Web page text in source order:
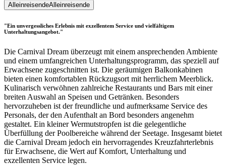
AlleinreisendeAlleinreisende
"Ein unvergessliches Erlebnis mit exzellentem Service und vielfältigem
Unterhaltungsangebot."
Die Carnival Dream überzeugt mit einem ansprechenden Ambiente
und einem umfangreichen Unterhaltungsprogramm, das speziell auf
Erwachsene zugeschnitten ist. Die geräumigen Balkonkabinen
bieten einen komfortablen Rückzugsort mit herrlichem Meerblick.
Kulinarisch verwöhnen zahlreiche Restaurants und Bars mit einer
breiten Auswahl an Speisen und Getränken. Besonders
hervorzuheben ist der freundliche und aufmerksame Service des
Personals, der den Aufenthalt an Bord besonders angenehm
gestaltet. Ein kleiner Wermutstropfen ist die gelegentliche
Überfüllung der Poolbereiche während der Seetage. Insgesamt bietet
die Carnival Dream jedoch ein hervorragendes Kreuzfahrterlebnis
für Erwachsene, die Wert auf Komfort, Unterhaltung und
exzellenten Service legen.